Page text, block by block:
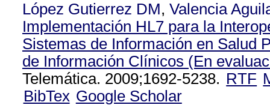
López Gutierrez DM, Valencia
Implementación HL7 para la
Sistemas de Información en Salud
de Información Clínicos (En
Telemática. 2009;1692-5238. RTF
BibTex Google Scholar